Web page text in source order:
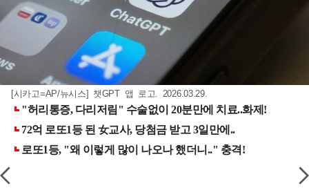
[시카고=AP/뉴시스] 챗GPT 앱 로고. 2026.03.29.